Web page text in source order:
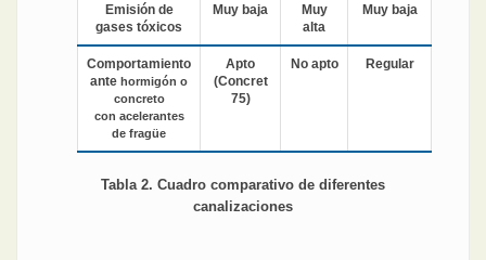
Emisión de
gases tóxicos
Muy baja
Muy
alta
Muy baja
Comportamiento
ante hormigón o
concreto
con acelerantes
de fragüe
Apto
(Concret
75)
No apto Regular
Tabla 2. Cuadro comparativo de diferentes
canalizaciones